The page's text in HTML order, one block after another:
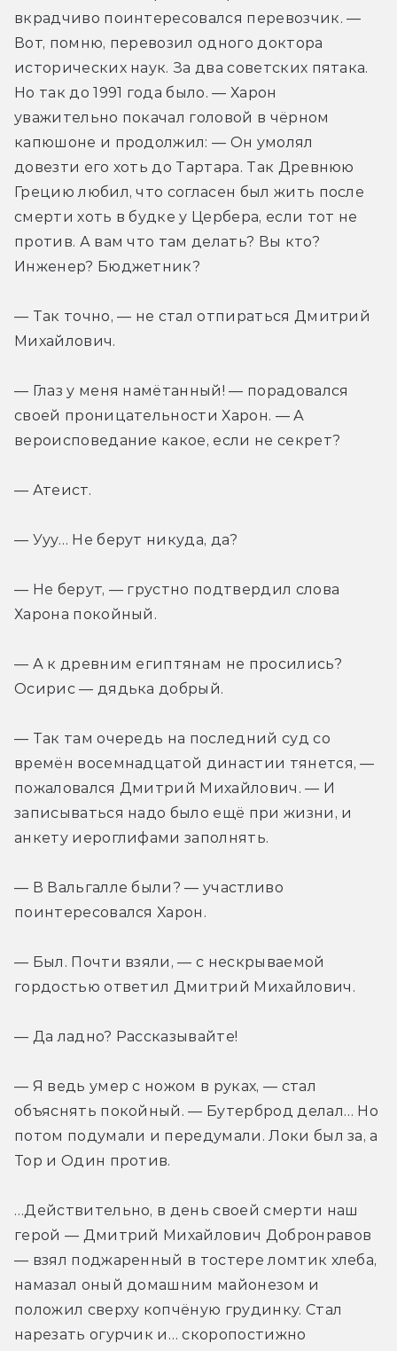
вкрадчиво поинтересовался перевозчик. —
Вот, помню, перевозил одного доктора
исторических наук. За два советских пятака.
Но так до 1991 года было. — Харон
уважительно покачал головой в чёрном
капюшоне и продолжил: — Он умолял
довезти его хоть до Тартара. Так Древнюю
Грецию любил, что согласен был жить после
смерти хоть в будке у Цербера, если тот не
против. А вам что там делать? Вы кто?
Инженер? Бюджетник?
— Так точно, — не стал отпираться Дмитрий
Михайлович.
— Глаз у меня намётанный! — порадовался
своей проницательности Харон. — А
вероисповедание какое, если не секрет?
— Атеист.
— Ууу… Не берут никуда, да?
— Не берут, — грустно подтвердил слова
Харона покойный.
— А к древним египтянам не просились?
Осирис — дядька добрый.
— Так там очередь на последний суд со
времён восемнадцатой династии тянется, —
пожаловался Дмитрий Михайлович. — И
записываться надо было ещё при жизни, и
анкету иероглифами заполнять.
— В Вальгалле были? — участливо
поинтересовался Харон.
— Был. Почти взяли, — с нескрываемой
гордостью ответил Дмитрий Михайлович.
— Да ладно? Рассказывайте!
— Я ведь умер с ножом в руках, — стал
объяснять покойный. — Бутерброд делал… Но
потом подумали и передумали. Локи был за, а
Тор и Один против.
…Действительно, в день своей смерти наш
герой — Дмитрий Михайлович Добронравов
— взял поджаренный в тостере ломтик хлеба,
намазал оный домашним майонезом и
положил сверху копчёную грудинку. Стал
нарезать огурчик и… скоропостижно